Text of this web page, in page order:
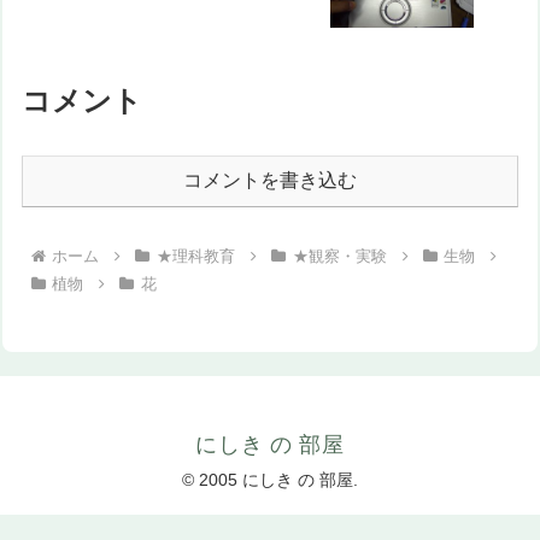
コメント
コメントを書き込む
ホーム ★理科教育 ★観察・実験
生物
植物
花
にしき の 部屋
© 2005 にしき の 部屋.